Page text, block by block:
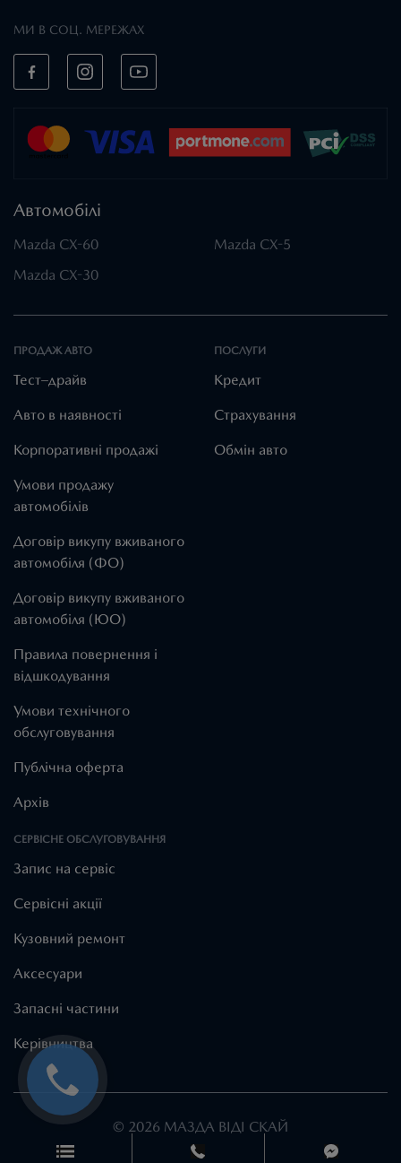
МИ В СОЦ. МЕРЕЖАХ
Автомобілі
Mazda CX-60
Mazda CX-5
Mazda CX-30
ПРОДАЖ АВТО
Тест–драйв
Авто в наявності
Корпоративні продажі
Умови продажу
автомобілів
Договір викупу вживаного
автомобіля (ФО)
Договір викупу вживаного
автомобіля (ЮО)
Правила повернення і
відшкодування
Умови технічного
обслуговування
Публічна оферта
Архів
ПОСЛУГИ
Кредит
Страхування
Обмін авто
СЕРВІСНЕ ОБСЛУГОВУВАННЯ
Запис на сервіс
Cервісні акції
Кузовний ремонт
Аксесуари
Запасні частини
Керівництва
© 2026 МАЗДА ВІДІ СКАЙ